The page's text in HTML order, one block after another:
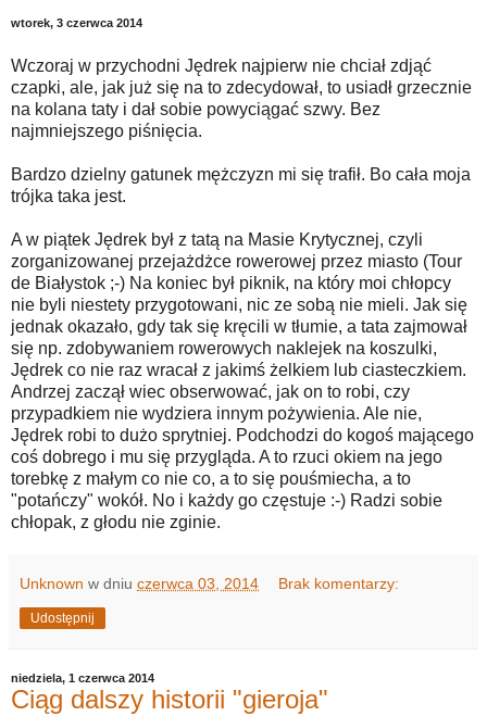
wtorek, 3 czerwca 2014
Wczoraj w przychodni Jędrek najpierw nie chciał zdjąć
czapki, ale, jak już się na to zdecydował, to usiadł grzecznie
na kolana taty i dał sobie powyciągać szwy. Bez
najmniejszego piśnięcia.
Bardzo dzielny gatunek mężczyzn mi się trafił. Bo cała moja
trójka taka jest.
A w piątek Jędrek był z tatą na Masie Krytycznej, czyli
zorganizowanej przejażdżce rowerowej przez miasto (Tour
de Białystok ;-) Na koniec był piknik, na który moi chłopcy
nie byli niestety przygotowani, nic ze sobą nie mieli. Jak się
jednak okazało, gdy tak się kręcili w tłumie, a tata zajmował
się np. zdobywaniem rowerowych naklejek na koszulki,
Jędrek co nie raz wracał z jakimś żelkiem lub ciasteczkiem.
Andrzej zaczął wiec obserwować, jak on to robi, czy
przypadkiem nie wydziera innym pożywienia. Ale nie,
Jędrek robi to dużo sprytniej. Podchodzi do kogoś mającego
coś dobrego i mu się przygląda. A to rzuci okiem na jego
torebkę z małym co nie co, a to się pouśmiecha, a to
"potańczy" wokół. No i każdy go częstuje :-) Radzi sobie
chłopak, z głodu nie zginie.
Unknown w dniu czerwca 03, 2014 Brak komentarzy:
Udostępnij
niedziela, 1 czerwca 2014
Ciąg dalszy historii "gieroja"